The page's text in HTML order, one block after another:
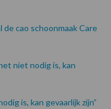
de cao schoonmaak Care
niet nodig is, kan
is, kan gevaarlijk zijn”